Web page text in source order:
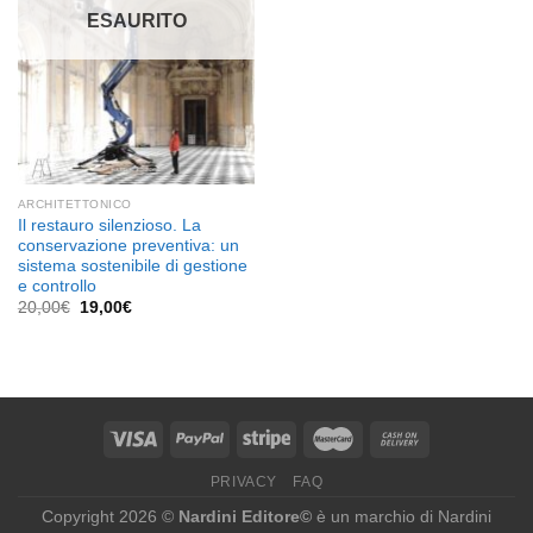
ESAURITO
ARCHITETTONICO
Il restauro silenzioso. La
conservazione preventiva: un
sistema sostenibile di gestione
e controllo
20,00€
Il
19,00€Il
PRIVACY FAQ
Copyright 2026 © Nardini Editore© è un marchio di Nardini